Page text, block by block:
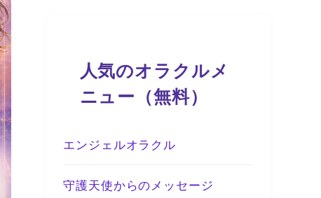
人気のオラクルメ
ニュー（無料）
エンジェルオラクル
守護天使からのメッセージ